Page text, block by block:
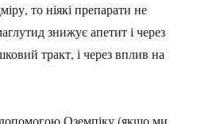
то ніякі препарати не
знижує апетит і через
тракт, і через вплив на
Оземпіку (якщо ми